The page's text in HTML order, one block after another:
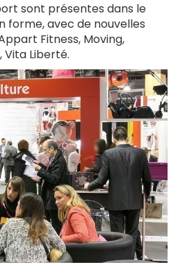
sont présentes dans le
forme, avec de nouvelles
Fitness, Moving,
Vita Liberté.